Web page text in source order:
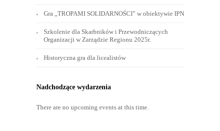
Gra „TROPAMI SOLIDARNOŚCI” w obiektywie IPN
Szkolenie dla Skarbników i Przewodniczących
Organizacji w Zarządzie Regionu 2025r.
Historyczna gra dla licealistów
Nadchodzące wydarzenia
There are no upcoming events at this time.